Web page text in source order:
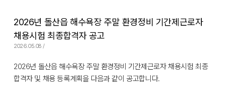
2026년 돌산읍 해수욕장 주말 환경정비 기간제근로자
채용시험 최종합격자 공고
2026.05.08 /
2026년 돌산읍 해수욕장 주말 환경정비 기간제근로자 채용시험 최종
합격자 및 채용 등록계획을 다음과 같이 공고합니다.